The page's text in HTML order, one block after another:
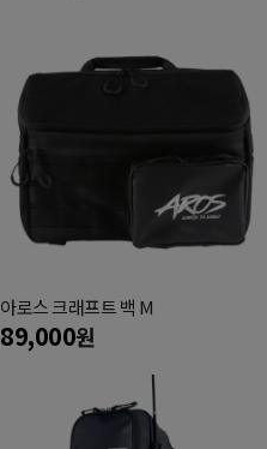
아로스 크래프트 백 M
89,000원